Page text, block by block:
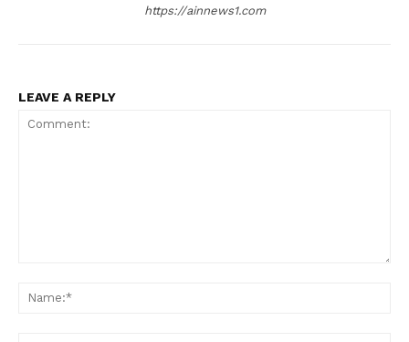
https://ainnews1.com
LEAVE A REPLY